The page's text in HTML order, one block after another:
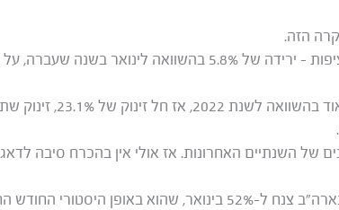
הזה.
שוק המודעות בארה”ב צנח בינואר האחרון בחודש השביעי ברציפות – ירידה של 5.8% בהשוואה לינואר
אין סיבה לפאניקה: על פניו, הצניחה הזו עשויה להיראות רע מאוד בהשוואה
15% בהשוואה לעומת הנתונים של השנתיים האחרונות. אז אולי אין בהכרח סיבה
מגמה זמנית בלבד: כמו כן, שיעור ההוצאות על שיווק דיגיטלי בארה”ב צנח ל-52% בינואר, שהוא באופן